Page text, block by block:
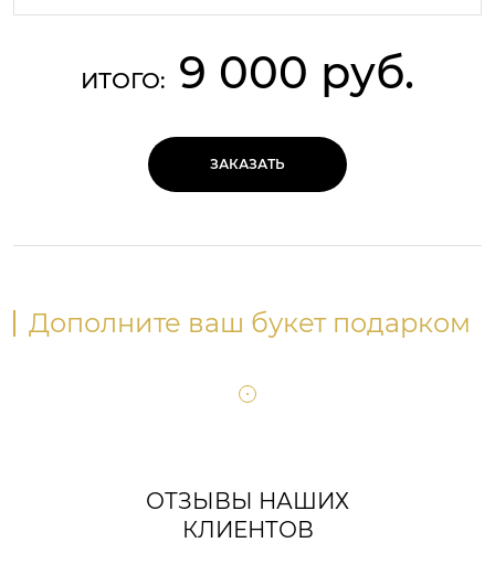
ИТОГО: 9 000 руб.
ЗАКАЗАТЬ
Дополните ваш букет подарком
ОТЗЫВЫ НАШИХ
КЛИЕНТОВ